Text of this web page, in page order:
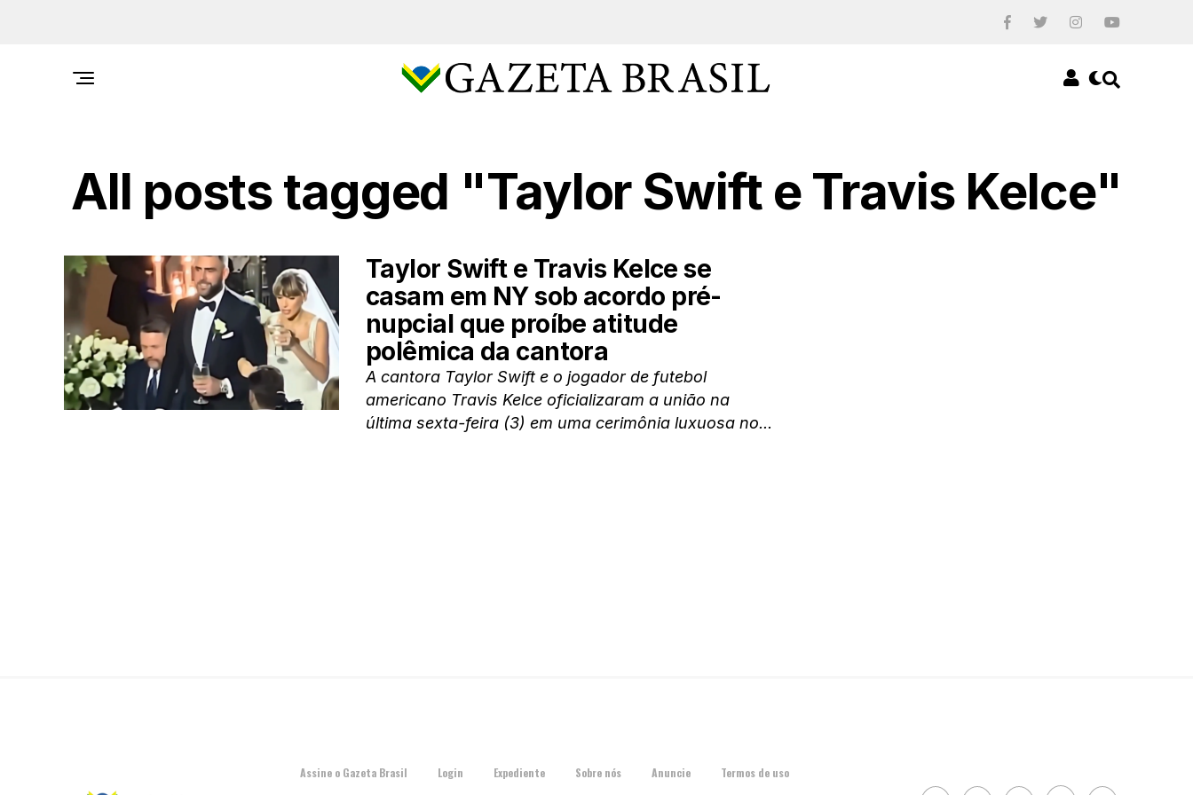
All posts tagged "Taylor Swift e Travis Kelce"
Taylor Swift e Travis Kelce se
casam em NY sob acordo pré-
nupcial que proíbe atitude
polêmica da cantora
A cantora Taylor Swift e o jogador de futebol
americano Travis Kelce oficializaram a união na
última sexta-feira (3) em uma cerimônia luxuosa no...
Assine o Gazeta Brasil Login Expediente Sobre nós Anuncie Termos de uso